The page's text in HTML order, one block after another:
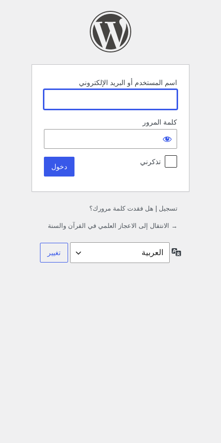
اسم المستخدم أو البريد الإلكتروني
كلمة المرور
تذكرني
تسجيل هل فقدت كلمة مرورك؟
→ الانتقال إلى الاعجاز العلمي في القرآن والسنة
اللغة